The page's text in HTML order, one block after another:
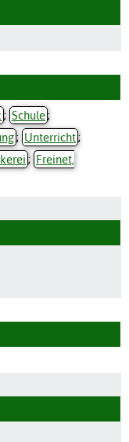
; Schule;
; Unterricht;
; Freinet,